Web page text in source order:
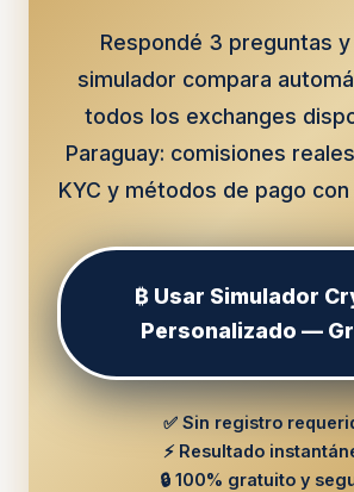
Respondé 3 preguntas
simulador compara
todos los exchanges
Paraguay: comisiones
KYC y métodos de pago
₿ Usar Simulador
Personalizado —
✅ Sin registro
⚡ Resultado
🔒 100% gratuito y